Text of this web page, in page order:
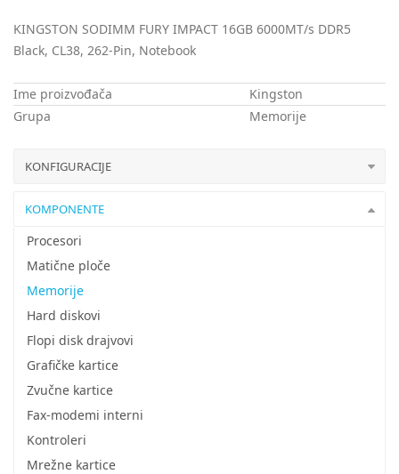
KINGSTON SODIMM FURY IMPACT 16GB 6000MT/s DDR5
Black, CL38, 262-Pin, Notebook
Ime proizvođača
Kingston
Grupa
Memorije
KONFIGURACIJE
KOMPONENTE
Procesori
Matične ploče
Memorije
Hard diskovi
Flopi disk drajvovi
Grafičke kartice
Zvučne kartice
Fax-modemi interni
Kontroleri
Mrežne kartice